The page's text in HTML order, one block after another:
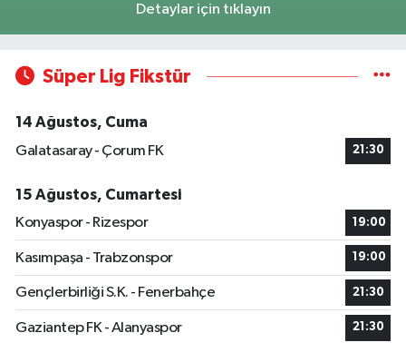
Detaylar için tıklayın
Süper Lig Fikstür
14 Ağustos, Cuma
Galatasaray - Çorum FK
21:30
15 Ağustos, Cumartesi
Konyaspor - Rizespor
19:00
Kasımpaşa - Trabzonspor 19:00
Gençlerbirliği S.K. - Fenerbahçe 21:30
Gaziantep FK - Alanyaspor 21:30